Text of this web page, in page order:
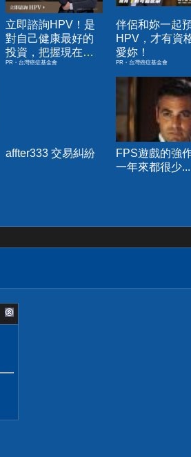
立即諮詢HPV！是
對自己健康最好的
投資，把握現在不
嫌晚！
PR・台灣癌症基金會
伴侶和妳一起
HPV，才有資
愛妳！
PR・台灣癌症基金會
affter333 交易糾紛
FPS遊戲的強
一年來都很少